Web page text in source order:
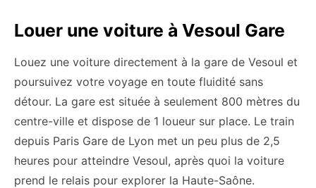
Louer une voiture à Vesoul Gare
Louez une voiture directement à la gare de Vesoul et
poursuivez votre voyage en toute fluidité sans
détour. La gare est située à seulement 800 mètres du
centre-ville et dispose de 1 loueur sur place. Le train
depuis Paris Gare de Lyon met un peu plus de 2,5
heures pour atteindre Vesoul, après quoi la voiture
prend le relais pour explorer la Haute-Saône.